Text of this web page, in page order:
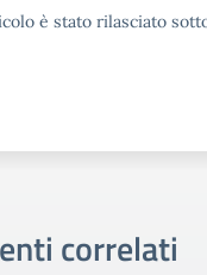
è stato rilasciato
correlati